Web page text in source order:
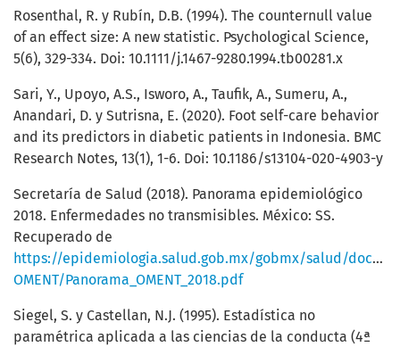
Rosenthal, R. y Rubín, D.B. (1994). The counternull value
of an effect size: A new statistic. Psychological Science,
5(6), 329-334. Doi: 10.1111/j.1467-9280.1994.tb00281.x
Sari, Y., Upoyo, A.S., Isworo, A., Taufik, A., Sumeru, A.,
Anandari, D. y Sutrisna, E. (2020). Foot self-care behavior
and its predictors in diabetic patients in Indonesia. BMC
Research Notes, 13(1), 1-6. Doi: 10.1186/s13104-020-4903-y
Secretaría de Salud (2018). Panorama epidemiológico
2018. Enfermedades no transmisibles. México: SS.
Recuperado de
https://epidemiologia.salud.gob.mx/gobmx/salud/
OMENT/Panorama_OMENT_2018.pdf
Siegel, S. y Castellan, N.J. (1995). Estadística no
paramétrica aplicada a las ciencias de la conducta (4ª